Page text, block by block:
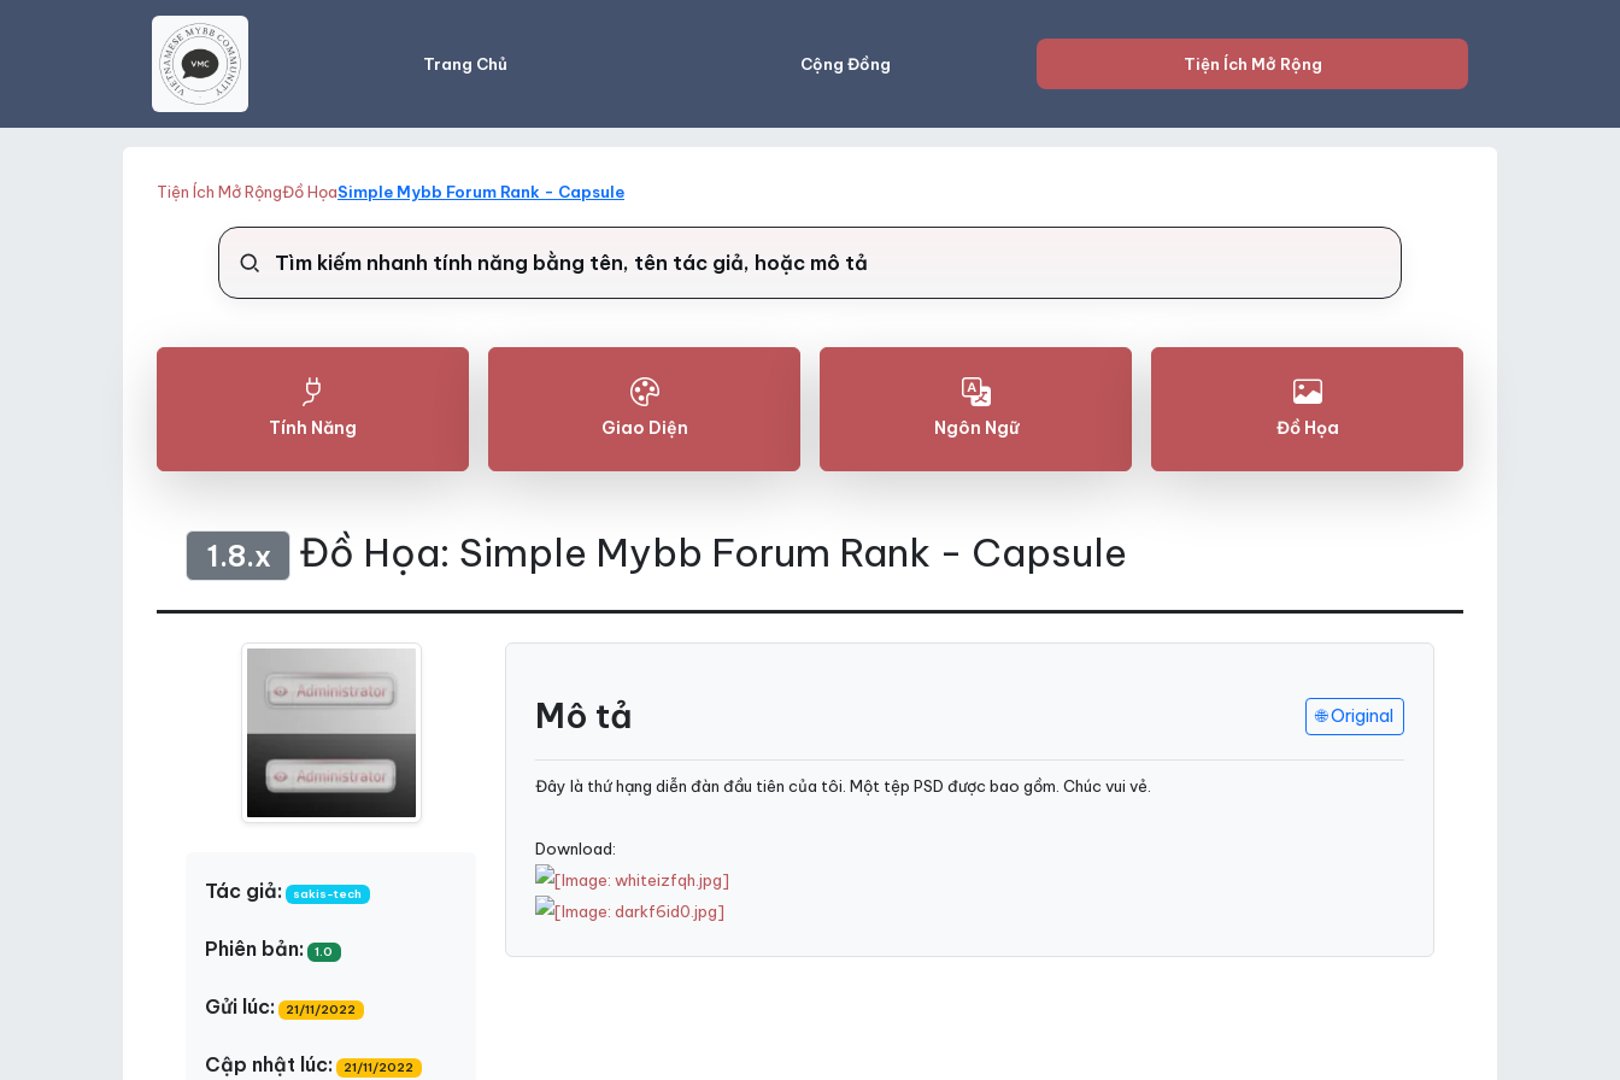
Trang Chủ Cộng Đồng Tiện Ích Mở Rộng
Tiện Ích Mở RộngĐồ HọaSimple Mybb Forum Rank - Capsule
Tính Năng Giao Diện Ngôn Ngữ Đồ Họa
1.8.x Đồ Họa: Simple Mybb Forum Rank - Capsule
Tác giả: sakis-tech
Phiên bản: 1.0
Gửi lúc: 21/11/2022
Cập nhật lúc: 21/11/2022
Mô tả 🌐 Original
Đây là thứ hạng diễn đàn đầu tiên của tôi. Một tệp PSD được bao gồm. Chúc vui vẻ.
Download: